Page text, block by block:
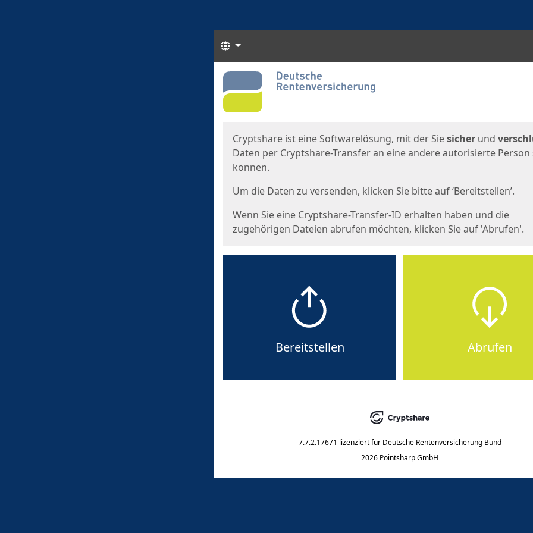
Sprachen
Start
Cryptshare ist eine Softwarelösung, mit der Siesicher und
Daten per Cryptshare-Transfer an eine andere autorisierte Person
können.
Um die Daten zu versenden, klicken Sie bitte auf ‘Bereitstellen’.
Wenn Sie eine Cryptshare-Transfer-ID erhalten haben und die
zugehörigen Dateien abrufen möchten, klicken Sie auf 'Abrufen'.
Bereitstellen Abrufen
7.7.2.17671 lizenziert für Deutsche Rentenversicherung Bund
2026 Pointsharp GmbH